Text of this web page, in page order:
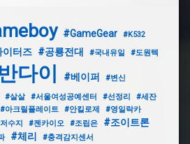
#GameGear
#K532
이터즈 #공룡전대 #국내유일 #도원텍
다이 #베이퍼 #변신
#살살 #서울여성공예센터 #선정리
#세잔
#아크릴플레이트 #안킬로제
#영일락카
수지 #젠카이오 #조립은 #조이트론
#체리 #충격감지센서